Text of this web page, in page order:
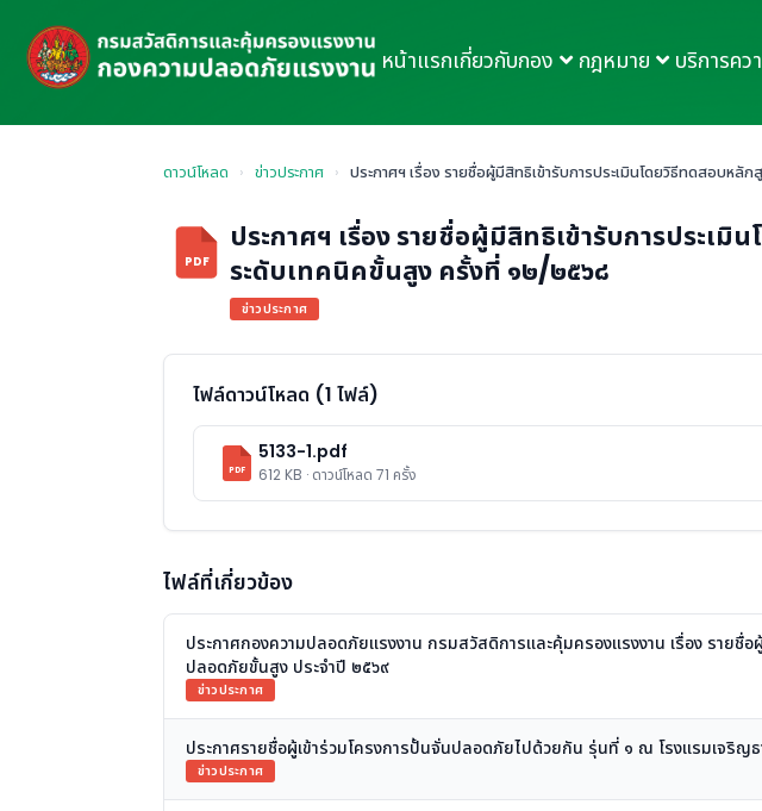
หน้าแรกเกี่ยวกับกอง กฎหมาย บริการค
ดาวน์โหลด › ข่าวประกาศ › ประกาศฯ เรื่อง รายชื่อผู้มีสิทธิเข้ารับการประเมินโดยวิธีทดสอบห
PDF
ประกาศฯ เรื่อง รายชื่อผู้มีสิทธิเข้ารับการประเ
ระดับเทคนิคขั้นสูง ครั้งที่ ๑๒/๒๕๖๘
ข่าวประกาศ
ไฟล์ดาวน์โหลด (1 ไฟล์)
PDF
5133-1.pdf
612 KB · ดาวน์โหลด 71 ครั้ง
ไฟล์ที่เกี่ยวข้อง
ประกาศกองความปลอดภัยแรงงาน กรมสวัสดิการและคุ้มครองแรงงาน เรื่อง รายชื่
ปลอดภัยขั้นสูง ประจำปี ๒๕๖๙
ข่าวประกาศ
ประกาศรายชื่อผู้เข้าร่วมโครงการปั้นจั่นปลอดภัยไปด้วยกัน รุ่นที่ ๑ ณ โรงแรมเจริญ
ข่าวประกาศ